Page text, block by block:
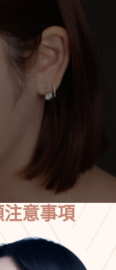
意事項